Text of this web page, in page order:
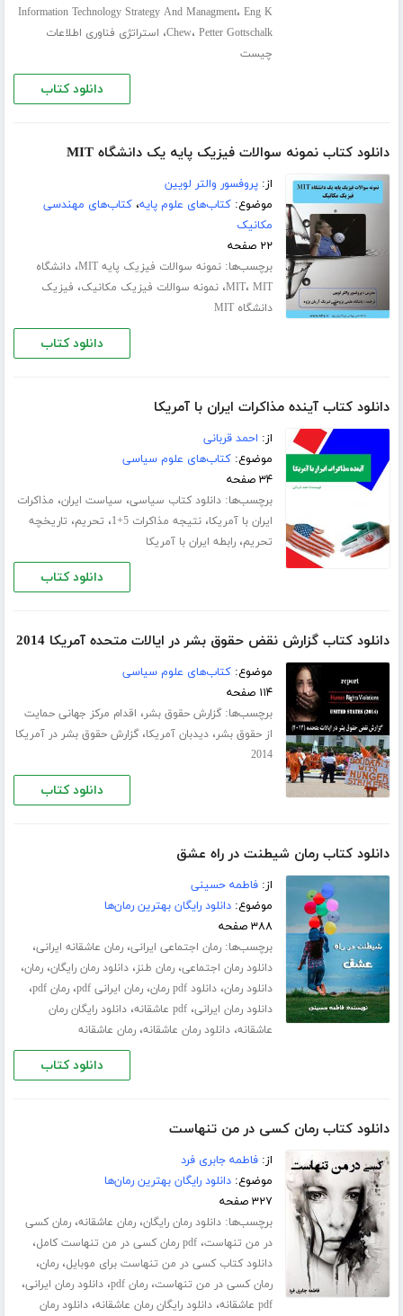
Information Technology Strategy And Managment، Eng K
Chew، Petter Gottschalk ، استراتژی فناوری اطلاعات
چیست
دانلود کتاب
دانلود کتاب نمونه سوالات فیزیک پایه یک دانشگاه MIT
از:پروفسور والتر لویین
موضوع:کتاب‌های علوم پایه،کتاب‌های مهندسی
مکانیک
۲۲ صفحه
برچسب‌ها:نمونه سوالات فیزیک پایه MIT ،دانشگاه
MIT، MIT ،نمونه سوالات فیزیک مکانیک، فیزیک
دانشگاه MIT
دانلود کتاب
دانلود کتاب آینده مذاکرات ایران با آمریکا
از: احمد قربانی
موضوع:کتاب‌های علوم سیاسی
۳۴ صفحه
برچسب‌ها:دانلود کتاب سیاسی، سیاست ایران، مذاکرات
ایران با آمریکا،نتیجه مذاکرات 5+1 ، تحریم، تاریخچه
تحریم،رابطه ایران با آمریکا
دانلود کتاب
دانلود کتاب گزارش نقض حقوق بشر در ایالات متحده آمریکا 2014
موضوع:کتاب‌های علوم سیاسی
۱۱۴ صفحه
برچسب‌ها:گزارش حقوق بشر، اقدام مرکز جهانی حمایت
از حقوق بشر،دیدبان آمریکا،گزارش حقوق بشر در آمریکا
2014
دانلود کتاب
دانلود کتاب رمان شیطنت در راه عشق
از:فاطمه حسینی
موضوع:دانلود رایگان بهترین رمان‌ها
۳۸۸ صفحه
برچسب‌ها:رمان اجتماعی ایرانی،رمان عاشقانه ایرانی،
دانلود رمان اجتماعی،رمان طنز،دانلود رمان رایگان،رمان،
دانلود رمان،دانلود pdf رمان ،رمان ایرانی pdf ،رمان pdf ،
دانلود رمان ایرانی،pdf عاشقانه ،دانلود رایگان رمان
عاشقانه،دانلود رمان عاشقانه،رمان عاشقانه
دانلود کتاب
دانلود کتاب رمان کسی در من تنهاست
از:فاطمه جابری فرد
موضوع:دانلود رایگان بهترین رمان‌ها
۳۲۷ صفحه
برچسب‌ها:دانلود رمان رایگان،رمان عاشقانه،رمان کسی
در من تنهاست،pdf رمان کسی در من تنهاست کامل ،
دانلود کتاب کسی در من تنهاست برای موبایل،رمان،
رمان کسی در من تنهاست،رمان pdf ،دانلود رمان ایرانی،
pdf عاشقانه ،دانلود رایگان رمان عاشقانه،دانلود رمان